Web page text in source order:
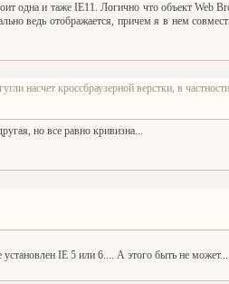
одна и таже IE11. Логично что объект Web
ведь отображается, причем я в нем
насчет кроссбраузерной верстки, в
но все равно кривизна...
IE 5 или 6.... А этого быть не может...